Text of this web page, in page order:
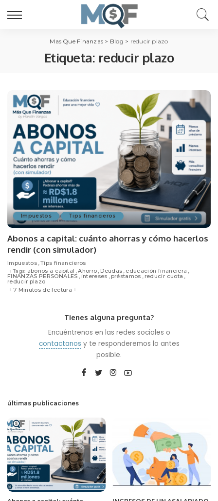
Mas Que Finanzas > Blog > reducir plazo
Etiqueta: reducir plazo
Impuestos Tips financieros
Abonos a capital: cuánto ahorras y cómo hacerlos
rendir (con simulador)
Impuestos Tips financieros
Tags: abonos a capital Ahorro Deudas educación financiera
FINANZAS PERSONALES intereses préstamos reducir cuota
reducir plazo
7 Minutos de lectura
Tienes alguna pregunta?
Encuéntrenos en las redes sociales o
contactanos y te responderemos lo antes
posible.
últimas publicaciones